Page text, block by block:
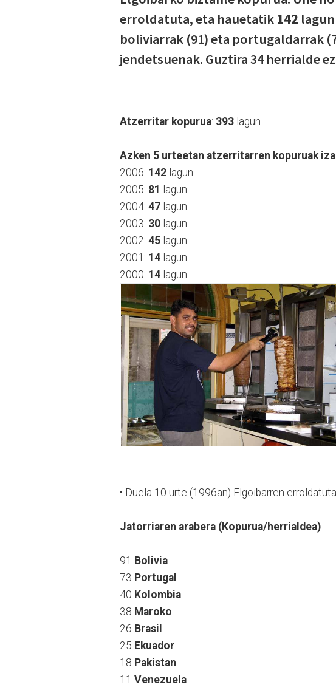
erroldatuta, eta hauetatik 142
boliviarrak (91) eta portugaldarrak
jendetsuenak. Guztira 34 herrialde
Atzerritar kopurua: 393 lagun
Azken 5 urteetan atzerritarren kopuruak
2006: 142 lagun
2005: 81
lagun
2004: 47 lagun
2003: 30 lagun
2002: 45 lagun
2001: 14 lagun
2000: 14 lagun
• Duela 10 urte (1996an) Elgoibarren
Jatorriaren arabera (Kopurua/herrialdea)
91 Bolivia
73 Portugal
40 Kolombia
38 Maroko
26 Brasil
25 Ekuador
18 Pakistan
11 Venezuela